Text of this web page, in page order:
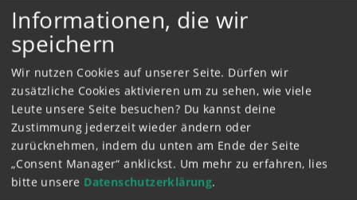
Bibi and Tina are looking forward to the Easter
holidays: There is an Easter bonfire, a big horse
show - and four cute little lambs are jumping
around on the Mill Farm pasture. But when
they want to show the lambs to a holiday guest,
they are no longer there. The Mill Farm farmer
wants to sell them as Easter roasts! Bibi and
Tina must prevent that!
ABSPIELEN
Informationen, die wir
speichern
Wir nutzen Cookies auf unserer Seite. Dürfen wir
zusätzliche Cookies aktivieren um zu sehen, wie viele
Leute unsere Seite besuchen? Du kannst deine
Zustimmung jederzeit wieder ändern oder
zurücknehmen, indem du unten am Ende der Seite
„Consent Manager“ anklickst. Um mehr zu erfahren, lies
bitte unsere Datenschutzerklärung.